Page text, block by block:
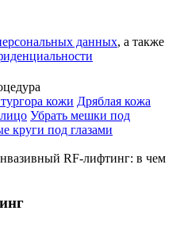
данных, а также
кожи Дряблая кожа
Убрать мешки под
круги под глазами
RF-лифтинг: в чем